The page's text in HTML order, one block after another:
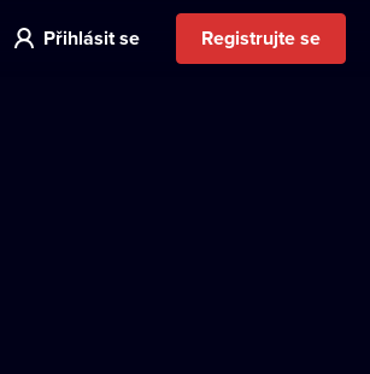
Přihlásit se Registrujte se